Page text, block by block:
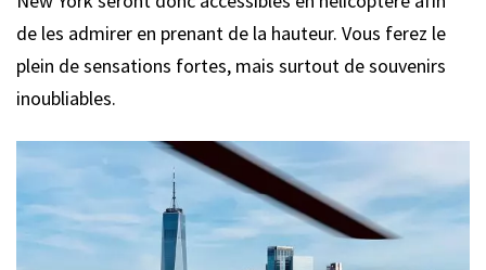
de les admirer en prenant de la hauteur. Vous ferez le
plein de sensations fortes, mais surtout de souvenirs
inoubliables.